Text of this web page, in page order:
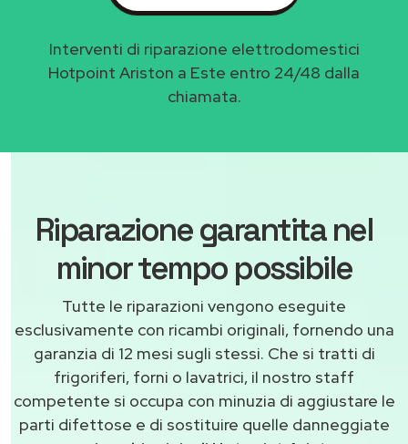
Interventi di riparazione elettrodomestici
Hotpoint Ariston a Este entro 24/48 dalla
chiamata.
Riparazione garantita nel
minor tempo possibile
Tutte le riparazioni vengono eseguite
esclusivamente con ricambi originali, fornendo una
garanzia di 12 mesi sugli stessi. Che si tratti di
frigoriferi, forni o lavatrici, il nostro staff
competente si occupa con minuzia di aggiustare le
parti difettose e di sostituire quelle danneggiate